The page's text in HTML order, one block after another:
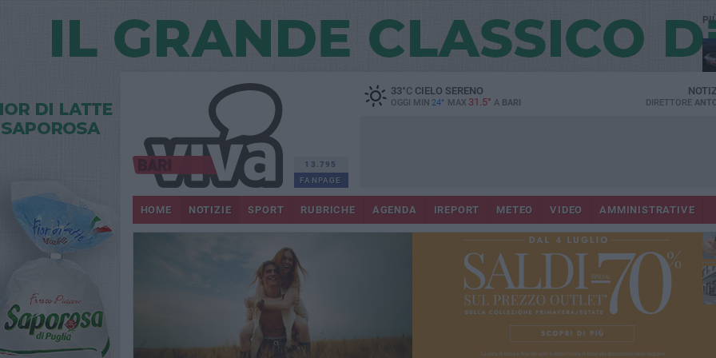
13.795
FANPAGE
33°CCIELO SERENO
OGGI MIN 24° MAX 31.5° A BARI DIRETTORE
HOME NOTIZIE SPORT RUBRICHE AGENDA IREPORT METEO VIDEO AMMINISTRATIVE